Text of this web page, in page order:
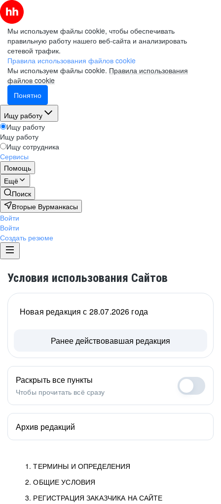
Мы используем файлы cookie, чтобы обеспечивать
правильную работу нашего веб-сайта и анализировать
сетевой трафик.
Правила использования файлов cookie
Мы используем файлы cookie. Правила использования
файлов cookie
Понятно
Ищу работу
Ищу работу
Ищу работу
Ищу сотрудника
Сервисы
Помощь
Ещё
Поиск
Вторые Вурманкасы
Войти
Войти
Создать резюме
Условия использования Сайтов
1. ТЕРМИНЫ И ОПРЕДЕЛЕНИЯ
2. ОБЩИЕ УСЛОВИЯ
3. РЕГИСТРАЦИЯ ЗАКАЗЧИКА НА САЙТЕ
Новая редакция с 28.07.2026 года
Ранее действовавшая редакция
Раскрыть все пункты
Чтобы прочитать всё сразу
Архив редакций